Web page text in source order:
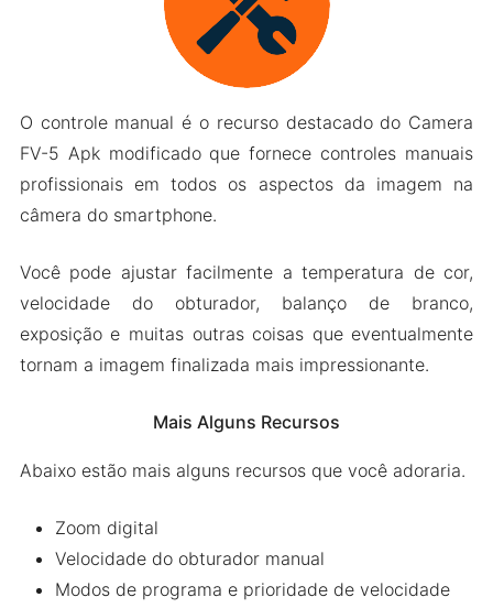
O controle manual é o recurso destacado do Camera
FV-5 Apk modificado que fornece controles manuais
profissionais em todos os aspectos da imagem na
câmera do smartphone.
Você pode ajustar facilmente a temperatura de cor,
velocidade do obturador, balanço de branco,
exposição e muitas outras coisas que eventualmente
tornam a imagem finalizada mais impressionante.
Mais Alguns Recursos
Abaixo estão mais alguns recursos que você adoraria.
Zoom digital
Velocidade do obturador manual
Modos de programa e prioridade de velocidade